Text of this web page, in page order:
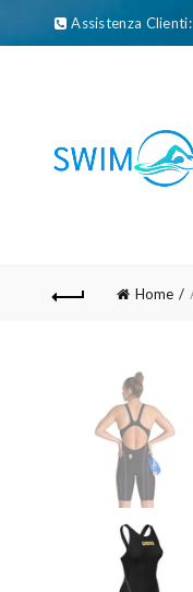
Assistenza Clienti:
Home